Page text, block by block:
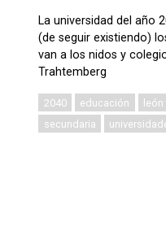
La universidad del año
(de seguir existiendo)
van a los nidos y
Trahtemberg
2040 educación
león
secundaria